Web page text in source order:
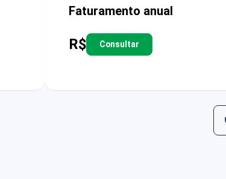
Faturamento anual
R$ Consultar